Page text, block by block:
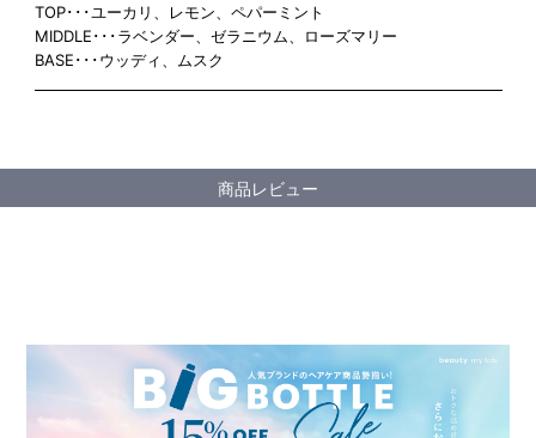
TOP･･･ユーカリ、レモン、ペパーミント
MIDDLE･･･ラベンダー、ゼラニウム、ローズマリー
BASE･･･ウッディ、ムスク
商品レビュー